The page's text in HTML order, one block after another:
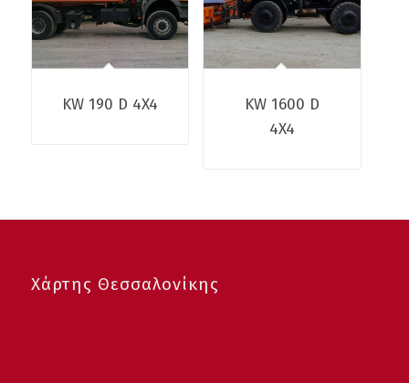
KW 190 D 4X4
KW 1600 D
4X4
Χάρτης Θεσσαλονίκης